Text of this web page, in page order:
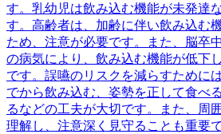
す。乳幼児は飲み込む機能が未発達
す。高齢者は、加齢に伴い飲み込む
ため、注意が必要です。また、脳卒
の病気により、飲み込む機能が低下
です。誤嚥のリスクを減らすために
でから飲み込む、姿勢を正して食べ
るなどの工夫が大切です。また、周
理解し、注意深く見守ることも重要で